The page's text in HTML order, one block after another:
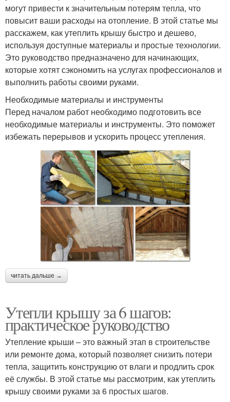
могут привести к значительным потерям тепла, что
повысит ваши расходы на отопление. В этой статье мы
расскажем, как утеплить крышу быстро и дешево,
используя доступные материалы и простые технологии.
Это руководство предназначено для начинающих,
которые хотят сэкономить на услугах профессионалов и
выполнить работы своими руками.
Необходимые материалы и инструменты
Перед началом работ необходимо подготовить все
необходимые материалы и инструменты. Это поможет
избежать перерывов и ускорить процесс утепления.
читать дальше →
Утепли крышу за 6 шагов:
практическое руководство
Утепление крыши – это важный этап в строительстве
или ремонте дома, который позволяет снизить потери
тепла, защитить конструкцию от влаги и продлить срок
её службы. В этой статье мы рассмотрим, как утеплить
крышу своими руками за 6 простых шагов.